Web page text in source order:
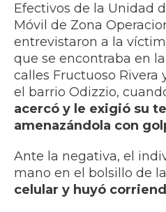
Efectivos de la Unidad
Móvil de Zona
entrevistaron a la
que se encontraba en
calles Fructuoso Rivera
el barrio Odizzio,
acercó y le exigió su
amenazándola con
Ante la negativa, el
mano en el bolsillo de
celular y huyó